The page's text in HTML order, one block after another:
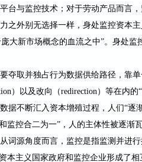
台与监控技术；对于劳动产品而言
之外别无选择一样，身处监控资本
大新市场概念的血流之中”。身处
夺取并独占行为数据供给路径，靠
）以及改向（redirection）等在内的
据不断汇入资本增殖过程，人们“逐
控合二为一”，人的主体性被逐渐瓦
词源角度而言，监控是指监测并进
本主义国家政府和监控企业形成了